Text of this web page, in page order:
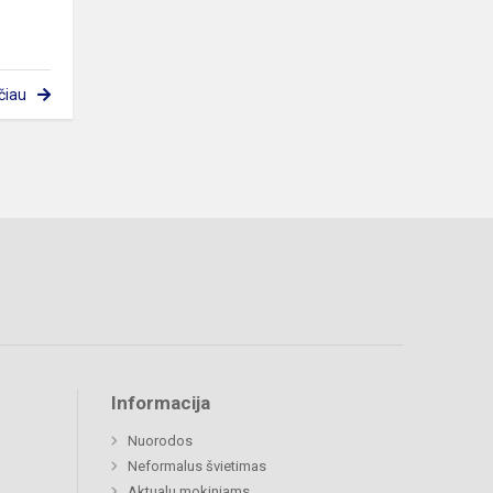
Informacija
Nuorodos
Neformalus švietimas